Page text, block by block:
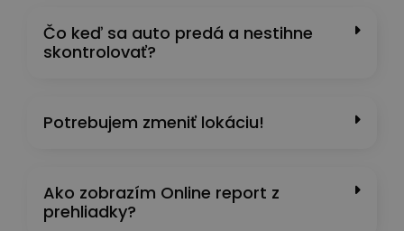
Čo keď sa auto predá a nestihne
skontrolovať?
Potrebujem zmeniť lokáciu!
Ako zobrazím Online report z
prehliadky?